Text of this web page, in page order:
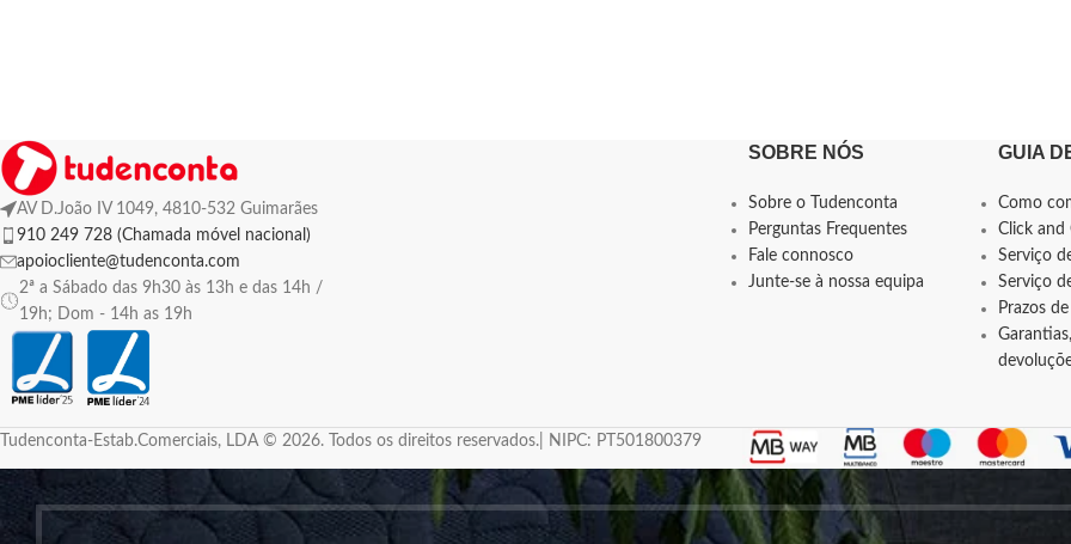
AV D.João IV 1049, 4810-532 Guimarães
910 249 728 (Chamada móvel nacional)
apoiocliente@tudenconta.com
2ª a Sábado das 9h30 às 13h e das 14h /
19h; Dom - 14h as 19h
SOBRE NÓS
Sobre o Tudenconta
Perguntas Frequentes
Fale connosco
Junte-se à nossa equipa
GUIA
Como
Click and
Serviço
Serviço
Prazos
Tudenconta-Estab.Comerciais, LDA © 2026. Todos os direitos reservados.| NIPC: PT501800379